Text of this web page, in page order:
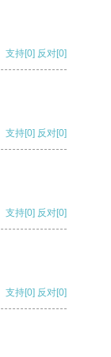
支持[0] 反对[0]
支持[0] 反对[0]
支持[0] 反对[0]
支持[0] 反对[0]